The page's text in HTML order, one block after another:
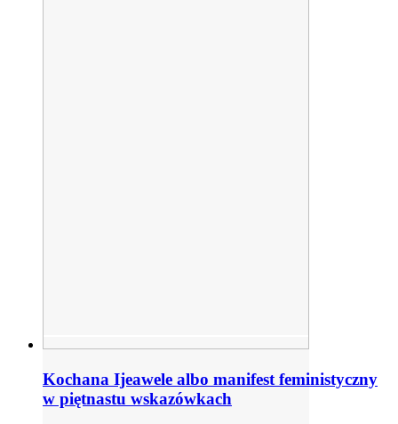
Kochana Ijeawele albo manifest feministyczny
w piętnastu wskazówkach